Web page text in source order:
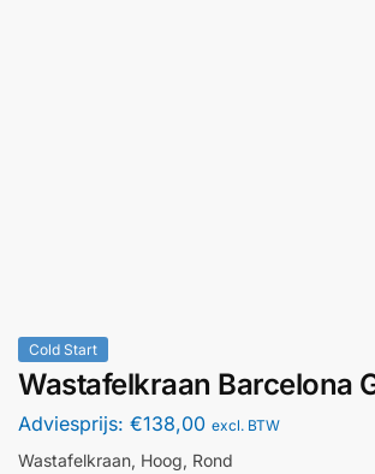
Cold Start
Wastafelkraan Barcelona
Adviesprijs: €138,00 excl. BTW
Wastafelkraan, Hoog, Rond